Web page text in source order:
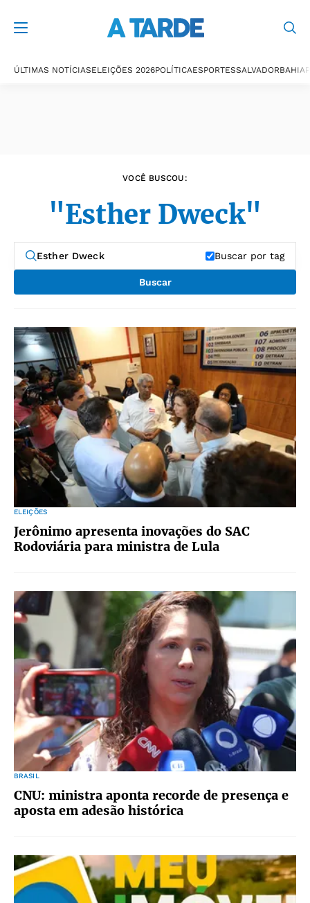
ÚLTIMAS NOTÍCIASELEIÇÕES 2026POLÍTICAESPORTESSALVADORBAHIA
VOCÊ BUSCOU:
"Esther Dweck"
Buscar por tag
Buscar
ELEIÇÕES
Jerônimo apresenta inovações do SAC
Rodoviária para ministra de Lula
BRASIL
CNU: ministra aponta recorde de presença e
aposta em adesão histórica